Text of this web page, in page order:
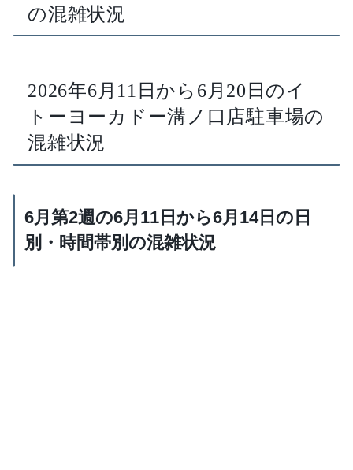
の混雑状況
2026年6月11日から6月20日のイ
トーヨーカドー溝ノ口店駐車場の
混雑状況
6月第2週の6月11日から6月14日の日
別・時間帯別の混雑状況